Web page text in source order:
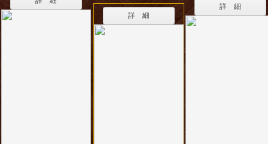
詳 細
詳 細